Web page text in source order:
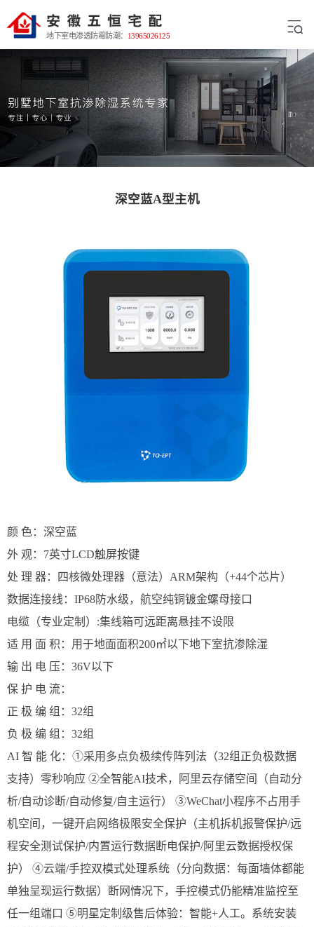
地下室电渗透防霉防潮： 13965026125
深空蓝A型主机
颜 色：深空蓝
外 观： 7英寸LCD触屏按键
处 理 器：
四核微处理器（意法）ARM架构（+44个芯片）
数据连接线： IP68防水级，航空纯铜镀金螺母接口
电缆（专业定制）:集线箱可远距离悬挂不设限
适 用 面 积 ： 用于地面面积200㎡以下地下室抗渗除湿
输 出 电 压 ： 36V以下
保 护 电 流：
正 极 编 组 ： 32组
负 极 编 组 ： 32组
AI 智 能 化： ①采用多点负极续传阵列法（32组正负极数据
支持）零秒响应 ②全智能AI技术，阿里云存储空间（自动分
析/自动诊断/自动修复/自主运行） ③WeChat小程序不占用手
机空间，一键开启网络极限安全保护（主机拆机报警保护/远
程安全测试保护/内置运行数据断电保护/阿里云数据授权保
护） ④云端/手控双模式处理系统（分向数据：每面墙体都能
单独呈现运行数据）断网情况下，手控模式仍能精准监控至
任一组端口 ⑤明星定制级售后体验：智能+人工。系统安装